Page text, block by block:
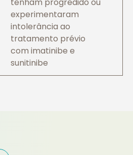
experimentaram
intolerância ao
tratamento prévio
com imatinibe e
sunitinibe